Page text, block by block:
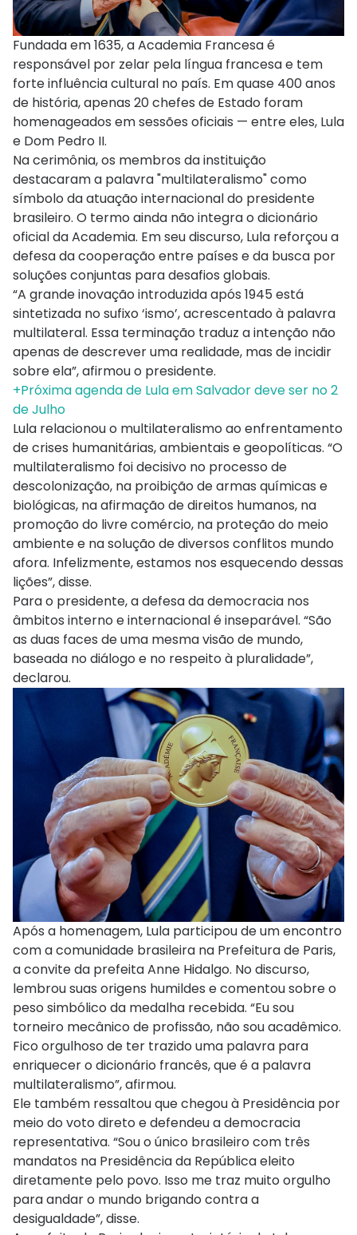
Fundada em 1635, a Academia Francesa é
responsável por zelar pela língua francesa e tem
forte influência cultural no país. Em quase 400 anos
de história, apenas 20 chefes de Estado foram
homenageados em sessões oficiais — entre eles, Lula
e Dom Pedro II.
Na cerimônia, os membros da instituição
destacaram a palavra "multilateralismo" como
símbolo da atuação internacional do presidente
brasileiro. O termo ainda não integra o dicionário
oficial da Academia. Em seu discurso, Lula reforçou a
defesa da cooperação entre países e da busca por
soluções conjuntas para desafios globais.
“A grande inovação introduzida após 1945 está
sintetizada no sufixo ‘ismo’, acrescentado à palavra
multilateral. Essa terminação traduz a intenção não
apenas de descrever uma realidade, mas de incidir
sobre ela”, afirmou o presidente.
+Próxima agenda de Lula em Salvador deve ser no 2
de Julho
Lula relacionou o multilateralismo ao enfrentamento
de crises humanitárias, ambientais e geopolíticas. “O
multilateralismo foi decisivo no processo de
descolonização, na proibição de armas químicas e
biológicas, na afirmação de direitos humanos, na
promoção do livre comércio, na proteção do meio
ambiente e na solução de diversos conflitos mundo
afora. Infelizmente, estamos nos esquecendo dessas
lições”, disse.
Para o presidente, a defesa da democracia nos
âmbitos interno e internacional é inseparável. “São
as duas faces de uma mesma visão de mundo,
baseada no diálogo e no respeito à pluralidade”,
declarou.
Após a homenagem, Lula participou de um encontro
com a comunidade brasileira na Prefeitura de Paris,
a convite da prefeita Anne Hidalgo. No discurso,
lembrou suas origens humildes e comentou sobre o
peso simbólico da medalha recebida. “Eu sou
torneiro mecânico de profissão, não sou acadêmico.
Fico orgulhoso de ter trazido uma palavra para
enriquecer o dicionário francês, que é a palavra
multilateralismo”, afirmou.
Ele também ressaltou que chegou à Presidência por
meio do voto direto e defendeu a democracia
representativa. “Sou o único brasileiro com três
mandatos na Presidência da República eleito
diretamente pelo povo. Isso me traz muito orgulho
para andar o mundo brigando contra a
desigualdade”, disse.